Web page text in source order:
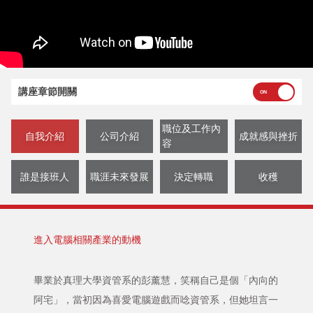
講座章節開關
自我介紹 公司介紹
職位及工作內
容
成就感與挫折
誰是接班人 職涯未來發展 決定轉職 收穫
進入電腦相關產業的動機
畢業於真理大學資管系的彭薰慧，笑稱自己是個「內向的
阿宅」，當初因為喜愛電腦遊戲而唸資管系，但她坦言一